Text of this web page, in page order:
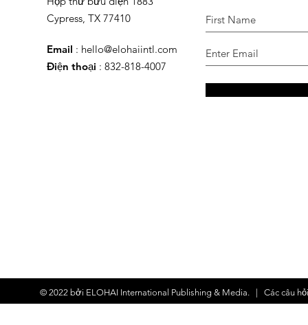
Cypress, TX 77410
Email : hello@elohaiintl.com
Điện thoại : 832-818-4007
© 2022 bởi ELOHAI International Publishing & Media. | Các câu